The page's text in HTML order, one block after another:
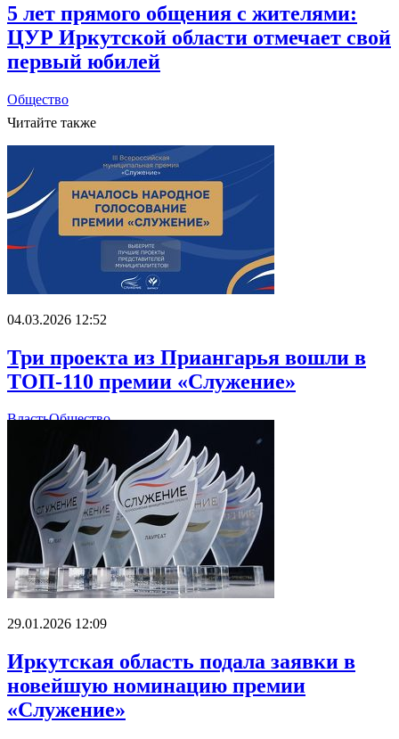
5 лет прямого общения с жителями:
ЦУР Иркутской области отмечает свой
первый юбилей
Общество
Читайте также
04.03.2026 12:52
Три проекта из Приангарья вошли в
ТОП-110 премии «Служение»
ВластьОбщество
29.01.2026 12:09
Иркутская область подала заявки в
новейшую номинацию премии
«Служение»